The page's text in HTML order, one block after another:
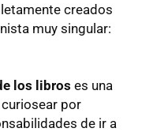
creados
muy singular:
los libros es una
por
de ir a